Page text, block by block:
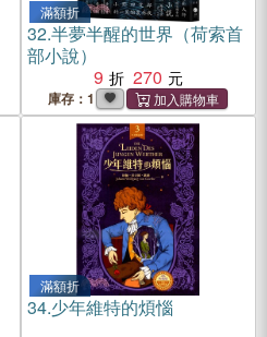
滿額折
32.半夢半醒的世界（荷索首
部小說）
9
270
庫存：1
滿額折
34.少年維特的煩惱